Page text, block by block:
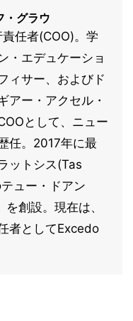
・グラウ
任者(COO)。学
・エデュケーショ
ィサー、およびド
アー・アクセル・
として、ニュー
任。2017年に最
ットシス(Tas
ュー・ドアン
創設。現在は、
者としてExcedo